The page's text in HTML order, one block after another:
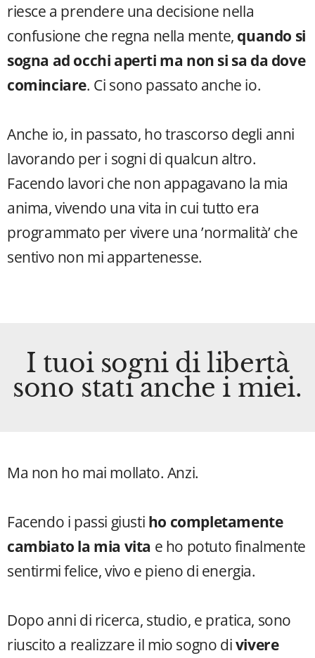
riesce a prendere una decisione nella
confusione che regna nella mente, quando si
sogna ad occhi aperti ma non si sa da dove
cominciare. Ci sono passato anche io.
Anche io, in passato, ho trascorso degli anni
lavorando per i sogni di qualcun altro.
Facendo lavori che non appagavano la mia
anima, vivendo una vita in cui tutto era
programmato per vivere una ’normalità’ che
sentivo non mi appartenesse.
I tuoi sogni di libertà
sono stati anche i miei.
Ma non ho mai mollato. Anzi.
Facendo i passi giusti ho completamente
cambiato la mia vita e ho potuto finalmente
sentirmi felice, vivo e pieno di energia.
Dopo anni di ricerca, studio, e pratica, sono
riuscito a realizzare il mio sogno divivere